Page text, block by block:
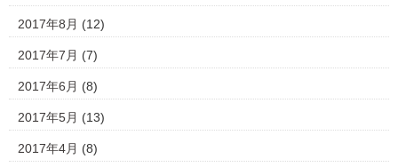
2017年8月 (12)
2017年7月 (7)
2017年6月 (8)
2017年5月 (13)
2017年4月 (8)